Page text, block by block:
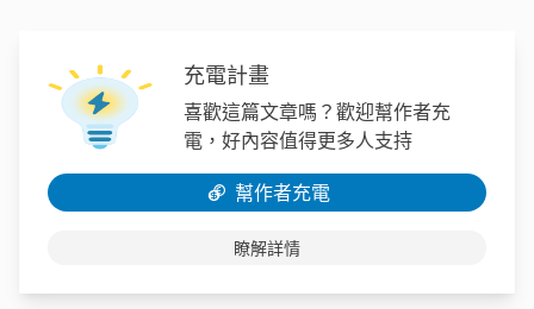
充電計畫
喜歡這篇文章嗎？歡迎幫作者充
電，好內容值得更多人支持
幫作者充電
瞭解詳情